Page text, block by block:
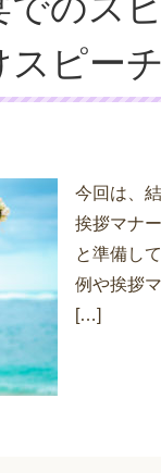
スピー
今回は、
挨拶マナ
と準備し
例や挨拶
[…]